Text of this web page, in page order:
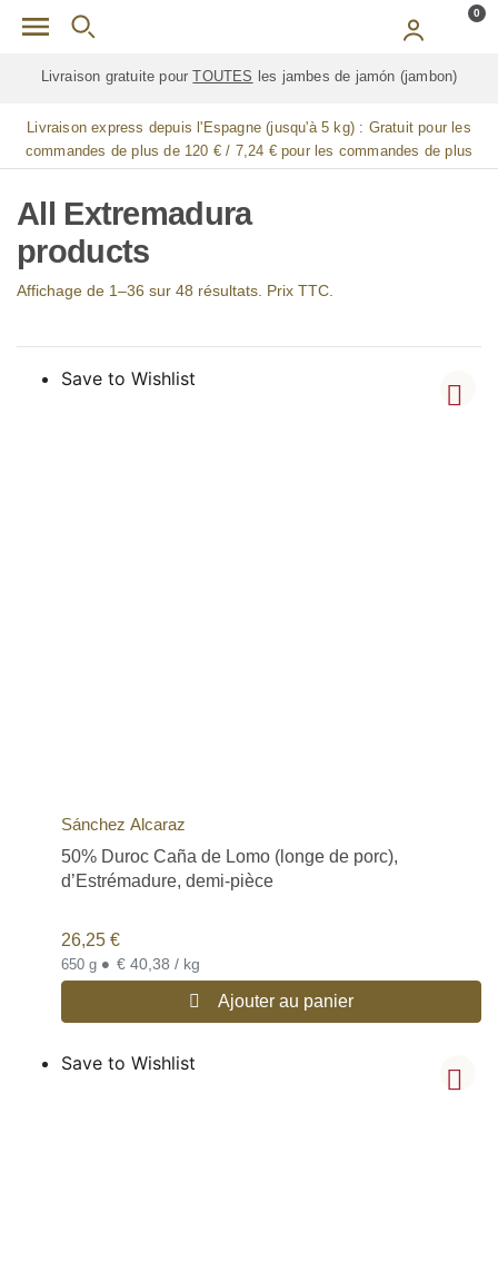
Skip to main content 0
Livraison gratuite pourTOUTES les jambes de jamón (jambon)
Livraison express depuis l'Espagne (jusqu'à 5 kg) : Gratuit pour les
commandes de plus de 120 € / 7,24 € pour les commandes de plus
de 90 € / 14,48 € pour les commandes de plus de 60 € / 21,72 € pour
les commandes de plus de 30 €
All Extremadura
products
Affichage de 1–36 sur 48 résultats. Prix TTC.
Save to Wishlist
Sánchez Alcaraz
50% Duroc Caña de Lomo (longe de porc),
d’Estrémadure, demi-pièce
26,25 €
650 g • € 40,38 / kg
Ajouter au panier
Save to Wishlist